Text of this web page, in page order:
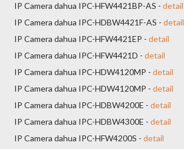
IP Camera dahua IPC-HFW4421BP-AS - detail
IP Camera dahua IPC-HDBW4421F-AS - detail
IP Camera dahua IPC-HFW4421EP - detail
IP Camera dahua IPC-HFW4421D - detail
IP Camera dahua IPC-HDW4120MP - detail
IP Camera dahua IPC-HDW4120MP - detail
IP Camera dahua IPC-HDBW4200E - detail
IP Camera dahua IPC-HDBW4300E - detail
IP Camera dahua IPC-HFW4200S - detail